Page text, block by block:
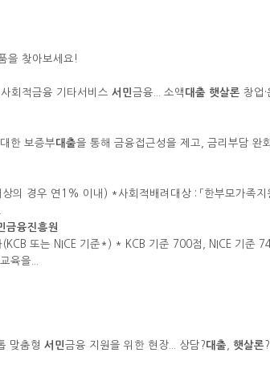
을 찾아보세요!
회적금융 기타서비스 서민금융... 소액 대출 햇살론 창업
한 보증부대출을 통해 금융접근성을 제고, 금리부담 완
경우 연1% 이내) *사회적배려대상 : 「한부모가족지
금융진흥원
또는 NICE 기준*) * KCB 기준 700점, NICE 기준
육을...
맞춤형 서민금융 지원을 위한 현장... 상담?대출 햇살론